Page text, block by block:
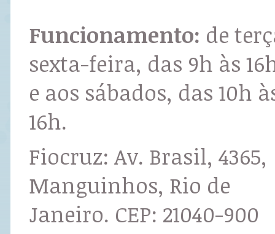
Funcionamento: de
sexta-feira, das 9h às
e aos sábados, das 10h
16h.
Fiocruz: Av. Brasil, 4365,
Manguinhos, Rio de
Janeiro. CEP: 21040-900